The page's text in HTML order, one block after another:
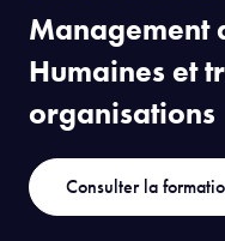
Management
Humaines et
organisations
Consulter la